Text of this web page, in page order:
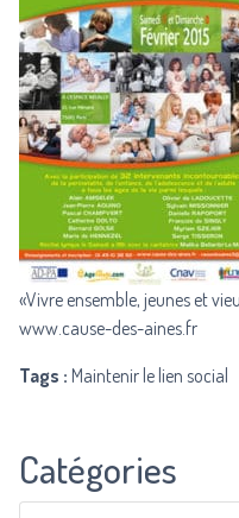
«Vivre ensemble, jeunes et
www.cause-des-aines.fr
Tags : Maintenir le lien social
Catégories